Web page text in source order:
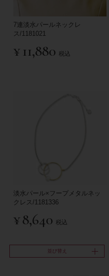
7連淡水パールネックレ
ス/1181021
¥ 11,880 税込
淡水パール×フープメタルネッ
クレス/1181336
¥8,640 税込
並び替え